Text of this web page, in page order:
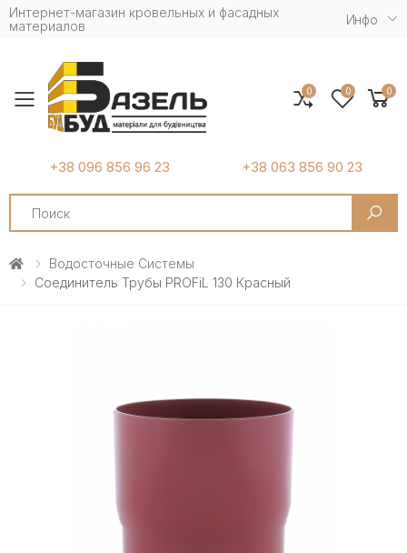
Интернет-магазин кровельных и фасадных
материалов
Инфо
Toggle mobile menu
+38 096 856 96 23 +38 063 856 90 23
Search
0 0 0
Водосточные Системы
Соединитель Трубы PROFiL 130 Красный